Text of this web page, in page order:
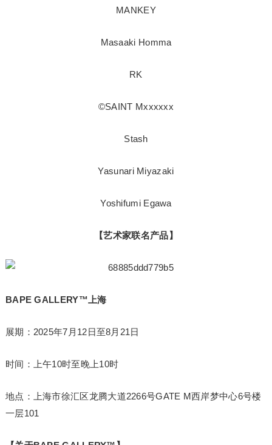
MANKEY
Masaaki Homma
RK
©SAINT Mxxxxxx
Stash
Yasunari Miyazaki
Yoshifumi Egawa
【艺术家联名产品】
BAPE GALLERY™ 上海
展期：2025年7月12日至8月21日
时间：上午10时至晚上10时
地点：上海市徐汇区龙腾大道2266号GATE M西岸梦中心6号楼
一层101